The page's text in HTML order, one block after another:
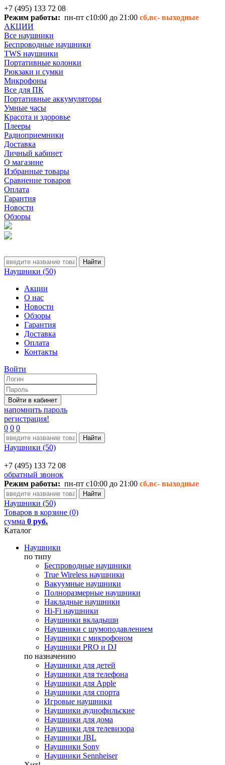
+7 (495) 133 72 08
Режим работы: пн-пт с10:00 до 21:00 сб,вс- выходные
АКЦИИ
Все наушники
Беспроводные наушники
TWS наушники
Портативные колонки
Рюкзаки и сумки
Микрофоны
Все для ПК
Портативные аккумуляторы
Умные часы
Красота и здоровье
Плееры
Радиоприемники
Доставка
Личный кабинет
О магазине
Избранные товары
Сравнение товаров
Оплата
Гарантия
Новости
Обзоры
Наушники (50)
Акции
О нас
Новости
Обзоры
Гарантия
Доставка
Оплата
Контакты
Войти
напомнить пароль
регистрация!
0 0 0
Наушники (50)
+7 (495) 133 72 08
обратный звонок
Режим работы: пн-пт с10:00 до 21:00 сб,вс- выходные
Наушники (50)
Товаров в корзине (0)
сумма 0 руб.
Каталог
Наушники
по типу
Беспроводные наушники
True Wireless наушники
Вакуумные наушники
Полноразмерные наушники
Накладные наушники
Hi-Fi наушники
Наушники вкладыши
Наушники с шумоподавлением
Наушники с микрофоном
Наушники PRO и DJ
по назначению
Наушники для детей
Наушники для телефона
Наушники для Apple
Наушники для спорта
Игровые наушники
Наушники аудиофильские
Наушники для дома
Наушники для телевизора
Наушники JBL
Наушники Sony
Наушники Sennheiser